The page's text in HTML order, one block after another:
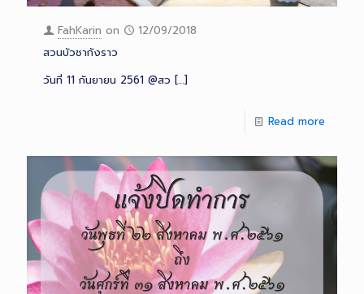
FahKarin on
12/09/2018
สวนบัวชากังราว
วันที่ 11 กันยายน 2561 @สว […]
Read more